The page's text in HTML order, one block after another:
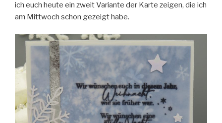
ich euch heute ein zweit Variante der Karte zeigen, die ich
am Mittwoch schon gezeigt habe.